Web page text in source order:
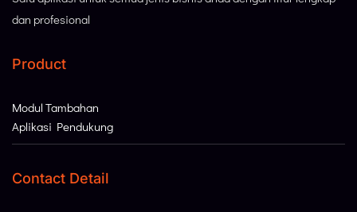
dan profesional
Product
Modul Tambahan
Aplikasi Pendukung
Contact Detail